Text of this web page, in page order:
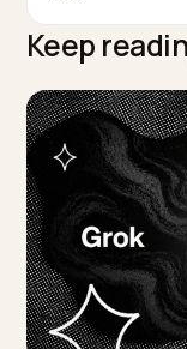
señala las
citaciones.
TAGGED: Robots Txt